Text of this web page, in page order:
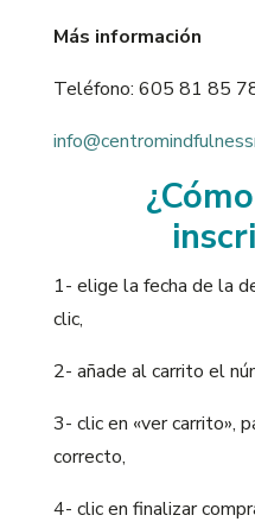
Más información
Teléfono: 605 81 85
1- elige la fecha de la
clic,
2- añade al carrito el
3- clic en «ver carrito»,
correcto,
4- clic en finalizar